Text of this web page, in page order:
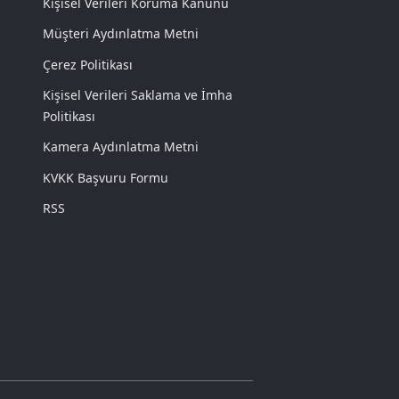
Müşteri Aydınlatma Metni
Çerez Politikası
Kişisel Verileri Saklama ve İmha
Politikası
Kamera Aydınlatma Metni
KVKK Başvuru Formu
RSS